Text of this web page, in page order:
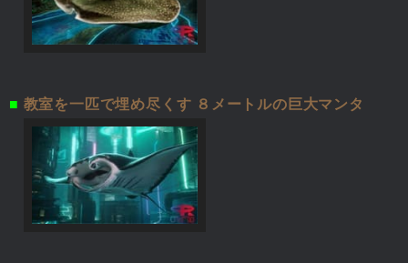
■ 教室を一匹で埋め尽くす ８メートルの巨大マンタ